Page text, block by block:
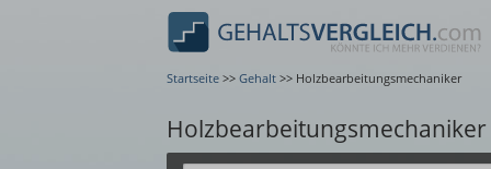
Startseite >> Gehalt >> Holzbearbeitungsmechaniker